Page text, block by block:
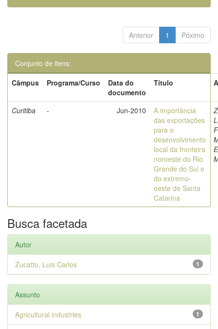
Anterior 1 Póximo
Conjunto de itens:
Câmpus
Programa/Curso
Data do
documento
Título
Curitiba - Jun-2010
A importância
das exportações
para o
desenvolvimento
local da fronteira
noroeste do Rio
Grande do Sul e
do extremo-
oeste de Santa
Catarina
Busca facetada
Autor
1
Zucatto, Luis Carlos
Assunto
1
Agricultural industries